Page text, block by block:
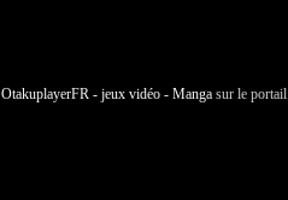
OtakuplayerFR - jeux vidéo - Manga sur le